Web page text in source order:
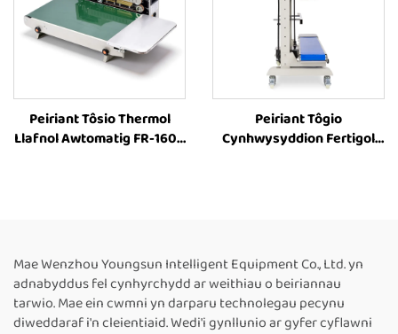
Peiriant Tôsio Thermol
Llafnol Awtomatig FR-1600
Plastig
Peiriant Tôgio
Cynhwysyddion Fertigol
Peiriant Tôgio Thermol ar
gyfer Cynhwysyddion
Bwyd, Peiriant Tôgio
Parhaus Awtomatig
Mae Wenzhou Youngsun Intelligent Equipment Co., Ltd. yn
adnabyddus fel cynhyrchydd ar weithiau o beiriannau
tarwio. Mae ein cwmni yn darparu technolegau pecynu
diweddaraf i'n cleientiaid. Wedi'i gynllunio ar gyfer cyflawni